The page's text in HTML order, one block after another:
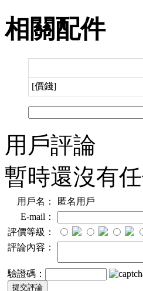
相關配件
[價錢]
用戶評論
暫時還沒有
用戶名：
匿名用戶
E-mail：
評價等級：
評論內容：
驗證碼：